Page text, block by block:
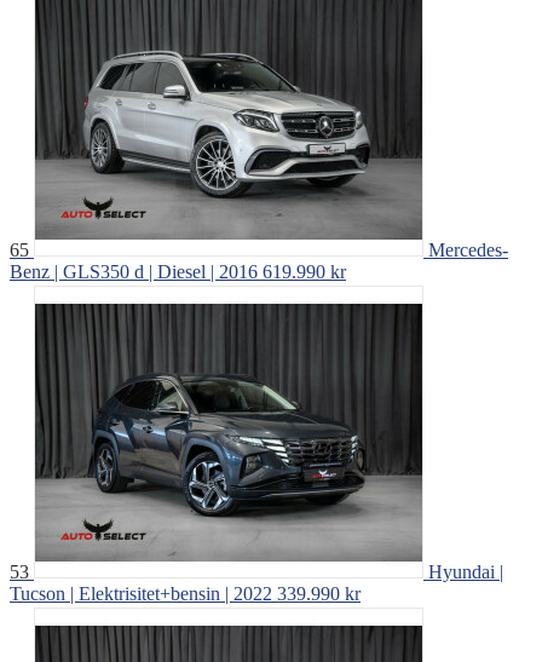
65
Mercedes-
Benz | GLS350 d | Diesel | 2016 619.990 kr
53
Hyundai |
Tucson | Elektrisitet+bensin | 2022 339.990 kr